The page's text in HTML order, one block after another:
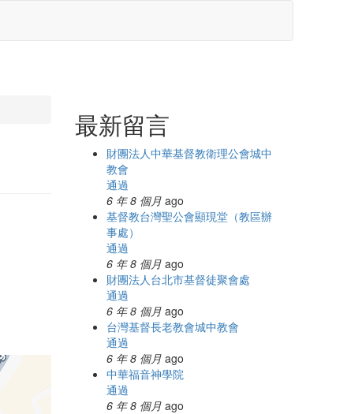
最新留言
財團法人中華基督教衛理公會城中
教會
通過
6 年 8 個月ago
基督教台灣聖公會顯現堂（教區辦
事處）
通過
6 年 8 個月ago
財團法人台北市基督徒聚會處
通過
6 年 8 個月ago
台灣基督長老教會城中教會
通過
6 年 8 個月ago
中華福音神學院
通過
6 年 8 個月ago